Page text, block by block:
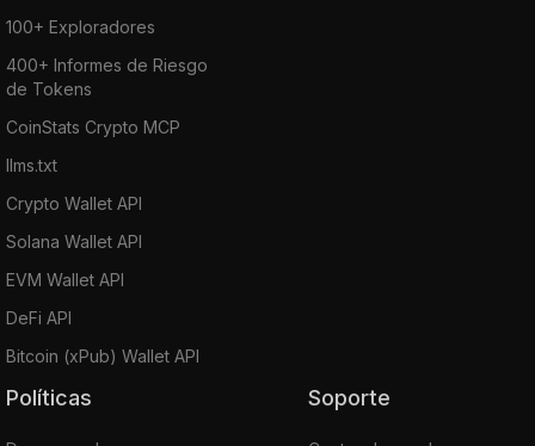
100+ Exploradores
400+ Informes de Riesgo
de Tokens
CoinStats Crypto MCP
llms.txt
Crypto Wallet API
Solana Wallet API
EVM Wallet API
DeFi API
Bitcoin (xPub) Wallet API
Políticas Soporte